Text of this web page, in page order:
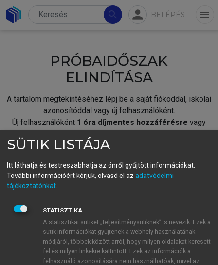
search person BELÉPÉS menu
PRÓBAIDŐSZAK
ELINDÍTÁSA
A tartalom megtekintéséhez lépj be a saját fiókoddal, iskolai
azonosítóddal vagy új felhasználóként.
Új felhasználóként 1 óra díjmentes hozzáférésre vagy
fiókoddal,vagy hozz létre új fiókot.
A regisztráció után apróbaidőszakautomatikusan
BELÉPÉS SAJÁT FIÓKKAL
ÚJ FIÓK LÉTREHOZÁSA
1 óra díjmentes hozzáférés
SÜTIK LISTÁJA
Itt láthatja és testreszabhatja az önről gyűjtött információkat.
További információért kérjük, olvasd el az adatvédelmi
tájékoztatónkat
STATISZTIKA
A statisztikai sütiket „teljesítménysütiknek” is nevezik. Ezek a
sütik információkat gyűjtenek a webhely használatának
módjáról, többek között arról, hogy milyen oldalakat keresett
fel és milyen linkekre kattintott. Ezek az információk a
felhasználó azonosítására nem használhatóak, mivel az